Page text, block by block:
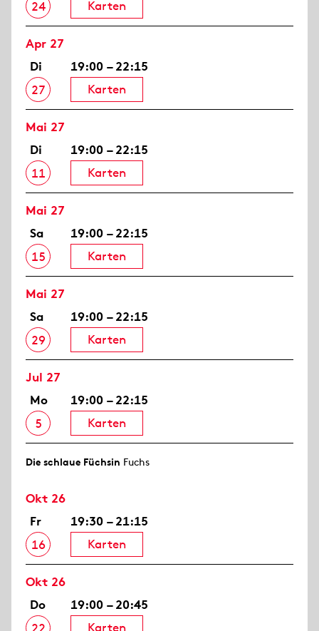
24
Karten
Apr 27
Di
27
19:00 – 22:15
Karten
Mai 27
Di
11
19:00 – 22:15
Karten
Mai 27
Sa
15
19:00 – 22:15
Karten
Mai 27
Sa
29
19:00 – 22:15
Karten
Jul 27
Mo
5
19:00 – 22:15
Karten
Die schlaue Füchsin Fuchs
Okt 26
Fr
16
19:30 – 21:15
Karten
Okt 26
Do
19:00 – 20:45
Karten